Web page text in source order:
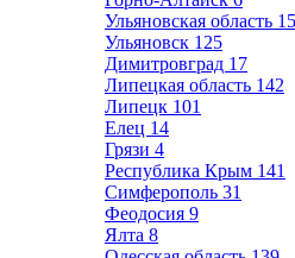
Ульяновская область
Ульяновск 125
Димитровград 17
Липецкая область 142
Липецк 101
Елец 14
Грязи 4
Республика Крым 141
Симферополь 31
Феодосия 9
Ялта 8